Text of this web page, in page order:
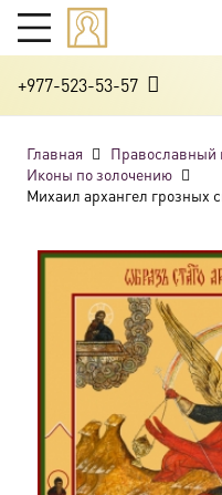
+977-523-53-57
Главная
Православный
Иконы по золочению
Михаил архангел грозных